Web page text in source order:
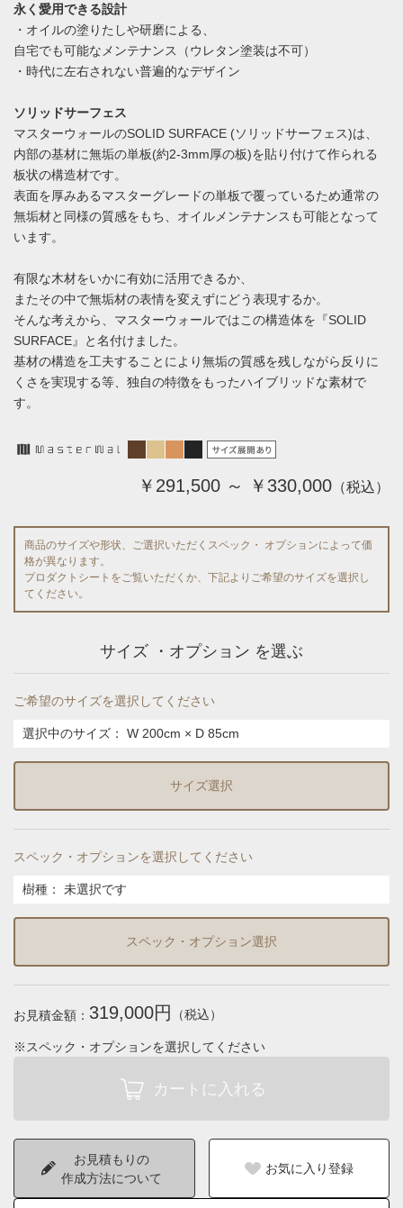
永く愛用できる設計
・オイルの塗りたしや研磨による、
自宅でも可能なメンテナンス（ウレタン塗装は不可）
・時代に左右されない普遍的なデザイン
ソリッドサーフェス
マスターウォールのSOLID SURFACE (ソリッドサーフェス)は、
内部の基材に無垢の単板(約2-3mm厚の板)を貼り付けて作られる
板状の構造材です。
表面を厚みあるマスターグレードの単板で覆っているため通常の
無垢材と同様の質感をもち、オイルメンテナンスも可能となって
います。
有限な木材をいかに有効に活用できるか、
またその中で無垢材の表情を変えずにどう表現するか。
そんな考えから、マスターウォールではこの構造体を『SOLID
SURFACE』と名付けました。
基材の構造を工夫することにより無垢の質感を残しながら反りに
くさを実現する等、独自の特徴をもったハイブリッドな素材で
す。
￥291,500 ～ ￥330,000 （税込）
商品のサイズや形状、ご選択いただくスペック・ オプションによって価
格が異なります。
プロダクトシートをご覧いただくか、下記よりご希望のサイズを選択し
てください。
サイズ ・オプション を選ぶ
ご希望のサイズを選択してください
選択中のサイズ： W 200cm × D 85cm
サイズ選択
スペック・オプションを選択してください
樹種 ： 未選択です
スペック・オプション選択
お見積金額： 319,000円 （税込）
※スペック・オプションを選択してください
お見積もりの
作成方法について
お気に入り登録